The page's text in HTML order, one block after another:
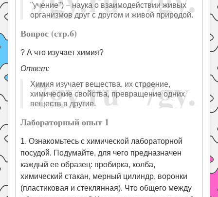
"учение") − наука о взаимодействии живых
организмов друг с другом и живой природой.
Вопрос (стр.6)
? А что изучает химия?
Ответ:
Химия изучает вещества, их строение,
химические свойства, превращение одних
веществ в другие.
Лабораторный опыт 1
1. Ознакомьтесь с химической лабораторной
посудой. Подумайте, для чего предназначен
каждый ее образец: пробирка, колба,
химический стакан, мерный цилиндр, воронки
(пластиковая и стеклянная). Что общего между